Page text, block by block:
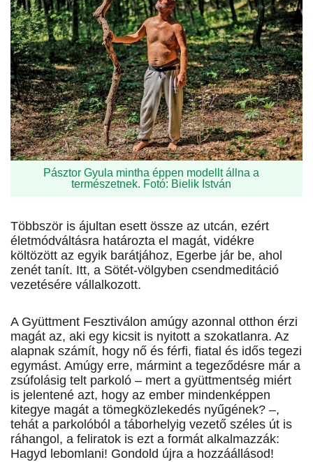
Pásztor Gyula mintha éppen modellt állna a
természetnek. Fotó: Bielik István
Többször is ájultan esett össze az utcán, ezért
életmódváltásra határozta el magát, vidékre
költözött az egyik barátjához, Egerbe jár be, ahol
zenét tanít. Itt, a Sötét-völgyben csendmeditáció
vezetésére vállalkozott.
A Gyüttment Fesztiválon amúgy azonnal otthon érzi
magát az, aki egy kicsit is nyitott a szokatlanra. Az
alapnak számít, hogy nő és férfi, fiatal és idős tegezi
egymást. Amúgy erre, mármint a tegeződésre már a
zsúfolásig telt parkoló – mert a gyüttmentség miért
is jelentené azt, hogy az ember mindenképpen
kitegye magát a tömegközlekedés nyűgének? –,
tehát a parkolóból a táborhelyig vezető széles út is
ráhangol, a feliratok is ezt a formát alkalmazzák:
Hagyd lebomlani! Gondold újra a hozzáállásod!